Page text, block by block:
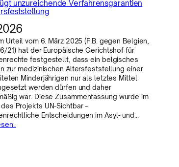
unzureichende Verfahrensgarantien
Urteil vom 6. März 2025 (F.B. gegen Belgien,
21) hat der Europäische Gerichtshof für
festgestellt, dass ein belgisches
zur medizinischen Altersfeststellung einer
Minderjährigen nur als letztes Mittel
werden dürfen und daher
war. Diese Zusammenfassung wurde im
des Projekts UN-Sichtbar –
Entscheidungen im Asyl- und…